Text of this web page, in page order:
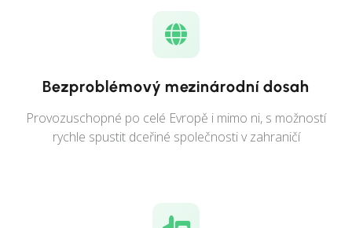
Bezproblémový mezinárodní dosah
Provozuschopné po celé Evropě i mimo ni, s možností
rychle spustit dceřiné společnosti v zahraničí